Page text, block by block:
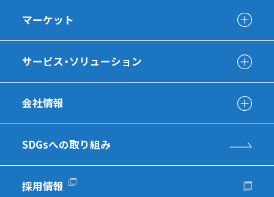
マーケット
サービス・ソリューション
会社情報
SDGsへの取り組み
採用情報